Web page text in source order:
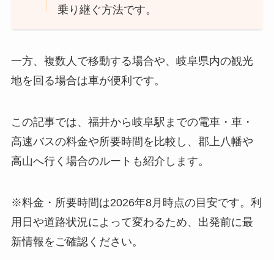
乗り継ぐ方法です。
一方、複数人で移動する場合や、岐阜県内の観光
地を回る場合は車が便利です。
この記事では、福井から岐阜駅までの電車・車・
高速バスの料金や所要時間を比較し、郡上八幡や
高山へ行く場合のルートも紹介します。
※料金・所要時間は2026年8月時点の目安です。利
用日や道路状況によって変わるため、出発前に最
新情報をご確認ください。